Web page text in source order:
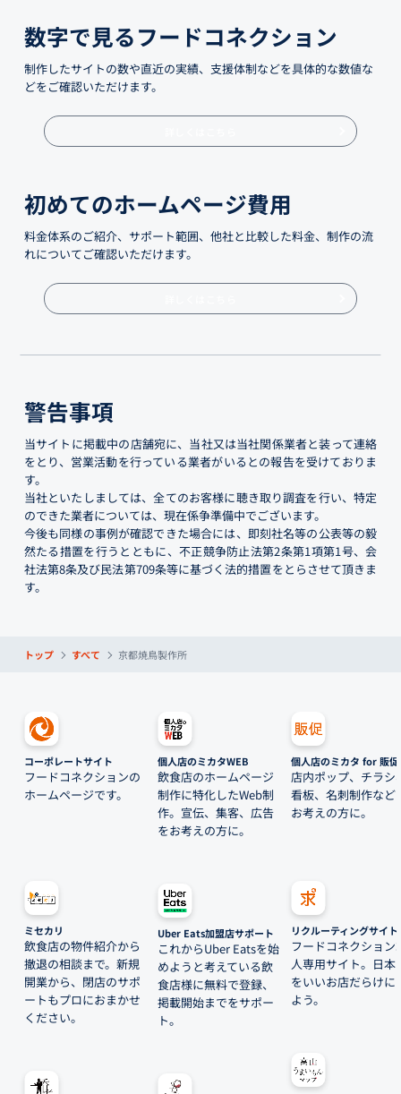
数字で見るフードコネクション
制作したサイトの数や直近の実績、支援体制などを具体的な数値な
どをご確認いただけます。
初めてのホームページ費用
料金体系のご紹介、サポート範囲、他社と比較した料金、制作の流
れについてご確認いただけます。
警告事項
当サイトに掲載中の店舗宛に、当社又は当社関係業者と装って連絡
をとり、営業活動を行っている業者がいるとの報告を受けておりま
す。
当社といたしましては、全てのお客様に聴き取り調査を行い、特定
のできた業者については、現在係争準備中でございます。
今後も同様の事例が確認できた場合には、即刻社名等の公表等の毅
然たる措置を行うとともに、不正競争防止法第2条第1項第1号、会
社法第8条及び民法第709条等に基づく法的措置をとらさせて頂きま
す。
トップ すべて 京都焼鳥製作所
コーポレートサイト
フードコネクションの
ホームページです。
ミセカリ
飲食店の物件紹介から
撤退の相談まで。新規
開業から、閉店のサポ
ートもプロにおまかせ
ください。
個人店のミカタWEB
飲食店のホームページ
制作に特化したWeb制
作。宣伝、集客、広告
をお考えの方に。
Uber Eats加盟店サポート
これからUber Eatsを始
めようと考えている飲
食店様に無料で登録、
掲載開始までをサポー
ト。
個人店のミカタ for 販促
店内ポップ、チラシ
看板、名刺制作など
お考えの方に。
リクルーティングサイト
フードコネクション
人専用サイト。日本
をいいお店だらけに
よう。